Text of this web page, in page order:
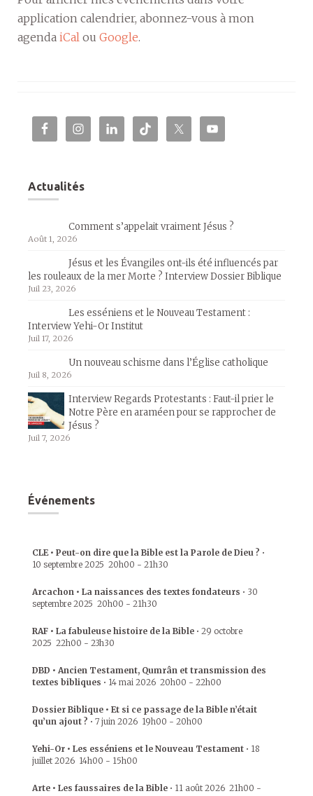
application calendrier, abonnez-vous à mon
agenda iCal ou Google.
Actualités
Comment s’appelait vraiment Jésus ?
Août 1, 2026
Jésus et les Évangiles ont-ils été influencés par
les rouleaux de la mer Morte ? Interview Dossier Biblique
Juil 23, 2026
Les esséniens et le Nouveau Testament :
Interview Yehi-Or Institut
Juil 17, 2026
Un nouveau schisme dans l’Église catholique
Juil 8, 2026
Interview Regards Protestants : Faut-il prier le
Notre Père en araméen pour se rapprocher de
Jésus ?
Juil 7, 2026
Événements
CLE • Peut-on dire que la Bible est la Parole de Dieu ? •
10 septembre 2025 20h00 - 21h30
Arcachon • La naissances des textes fondateurs • 30
septembre 2025 20h00 - 21h30
RAF • La fabuleuse histoire de la Bible • 29 octobre
2025 22h00 - 23h30
DBD • Ancien Testament, Qumrân et transmission des
textes bibliques • 14 mai 2026 20h00 - 22h00
Dossier Biblique • Et si ce passage de la Bible n’était
qu’un ajout ? • 7 juin 2026 19h00 - 20h00
Yehi-Or • Les esséniens et le Nouveau Testament • 18
juillet 2026 14h00 - 15h00
Arte • Les faussaires de la Bible • 11 août 2026 21h00 -